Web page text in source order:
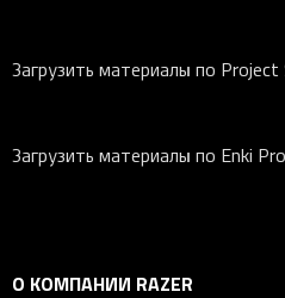
Загрузить материалы по
Загрузить материалы по Enki
О КОМПАНИИ RAZER